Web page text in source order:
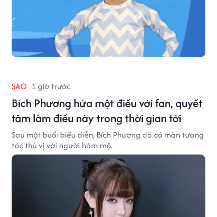
SAO 1 giờ trước
Bích Phương hứa một điều với fan, quyết
tâm làm điều này trong thời gian tới
Sau một buổi biểu diễn, Bích Phương đã có màn tương
tác thú vị với người hâm mộ.